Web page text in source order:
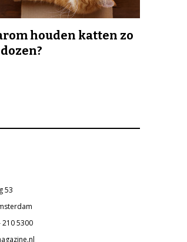
houden katten zo
53
210 5300